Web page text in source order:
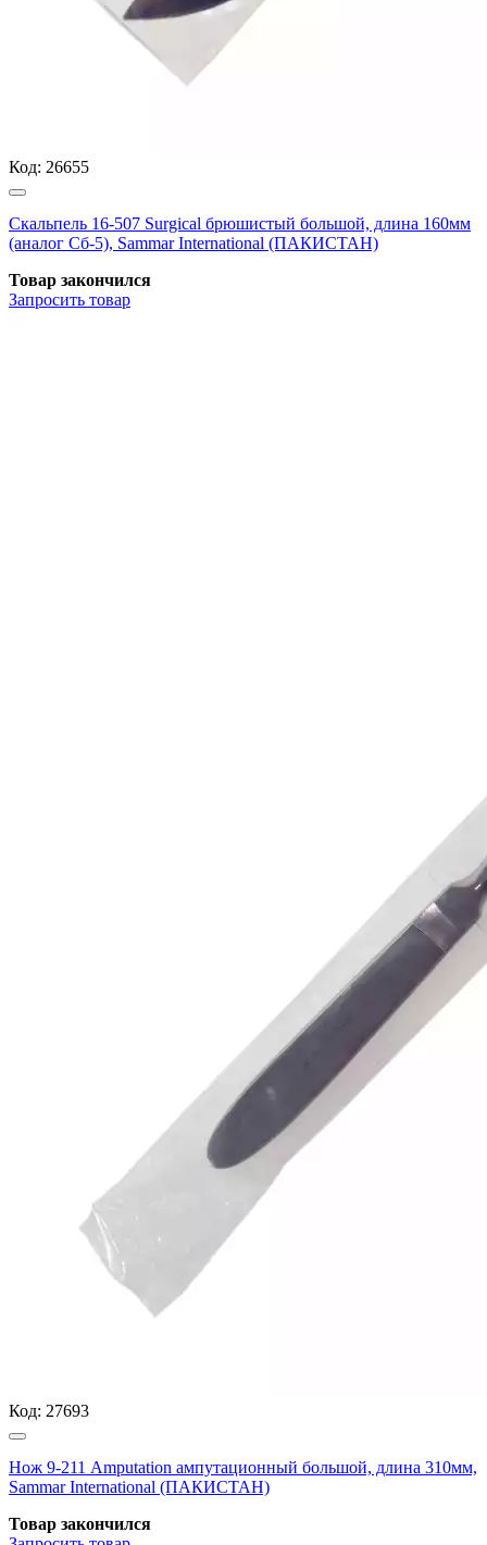
Код: 26655
Скальпель 16-507 Surgical брюшистый большой, длина 160мм
(аналог Сб-5), Sammar International (ПАКИСТАН)
Товар закончился
Запросить товар
Код: 27693
Нож 9-211 Amputation ампутационный большой, длина 310мм,
Sammar International (ПАКИСТАН)
Товар закончился